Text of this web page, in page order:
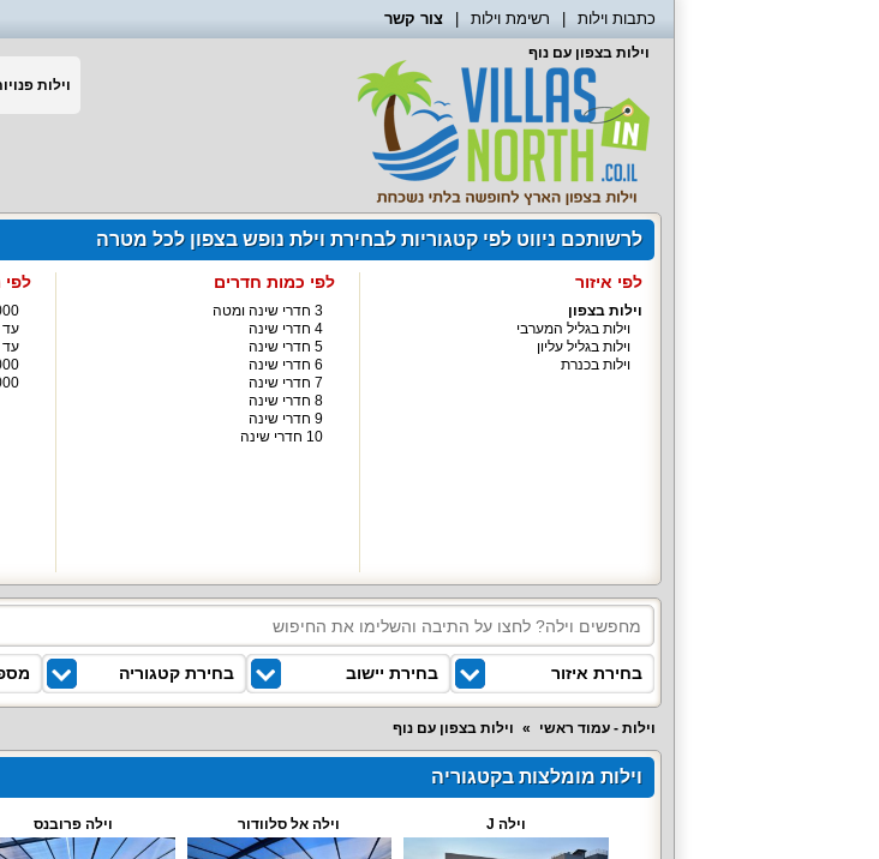
כתבות וילות רשימת וילות צור קשר
וילות בצפון עם נוף
וילות
לרשותכם ניווט לפי קטגוריות לבחירת וילת נופש בצפון לכל מטרה
לפי איזור
וילות בצפון
וילות בגליל המערבי
וילות בגליל עליון
וילות בכנרת
לפי כמות חדרים
3 חדרי שינה ומטה
4 חדרי שינה
5 חדרי שינה
6 חדרי שינה
7 חדרי שינה
8 חדרי שינה
9 חדרי שינה
10 חדרי שינה
לפי
3000 ש"ח
עד 4000 ש"ח ללילה
עד 5000 ש"ח ללילה
5000 ש"ח
8000 ש"ח
בחירת איזור בחירת יישוב בחירת קטגוריה
וילות - עמוד ראשי וילות בצפון עם נוף
וילות מומלצות בקטגוריה
וילה J וילה אל סלוודור וילה פרובנס